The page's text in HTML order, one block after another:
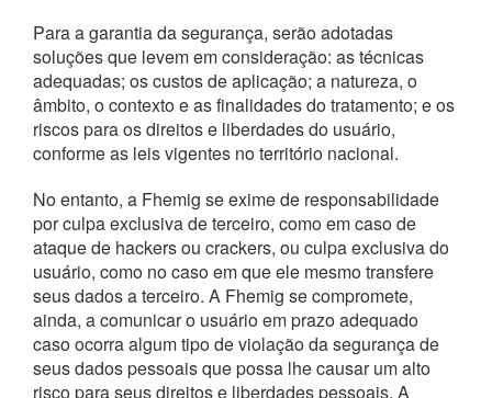
Para a garantia da segurança, serão adotadas
soluções que levem em consideração: as técnicas
adequadas; os custos de aplicação; a natureza, o
âmbito, o contexto e as finalidades do tratamento; e os
riscos para os direitos e liberdades do usuário,
conforme as leis vigentes no território nacional.
No entanto, a Fhemig se exime de responsabilidade
por culpa exclusiva de terceiro, como em caso de
ataque de hackers ou crackers, ou culpa exclusiva do
usuário, como no caso em que ele mesmo transfere
seus dados a terceiro. A Fhemig se compromete,
ainda, a comunicar o usuário em prazo adequado
caso ocorra algum tipo de violação da segurança de
seus dados pessoais que possa lhe causar um alto
risco para seus direitos e liberdades pessoais. A